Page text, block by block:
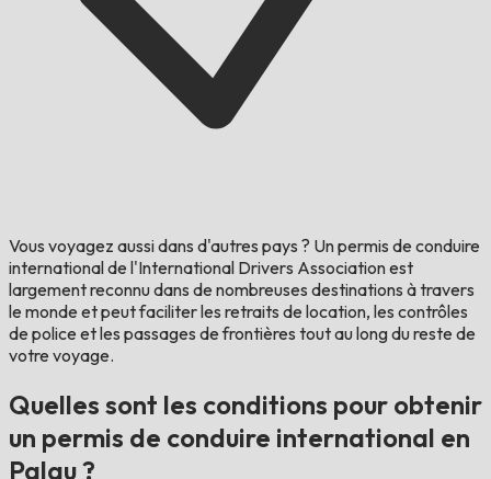
Vous voyagez aussi dans d'autres pays ? Un permis de conduire
international de l'International Drivers Association est
largement reconnu dans de nombreuses destinations à travers
le monde et peut faciliter les retraits de location, les contrôles
de police et les passages de frontières tout au long du reste de
votre voyage.
Quelles sont les conditions pour obtenir
un permis de conduire international en
Palau ?